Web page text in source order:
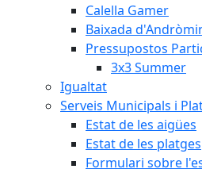
Calella Gamer
Baixada
Pressupostos
3x3 Summer
Igualtat
Serveis Municipals i
Estat de les aigües
Estat de les platges
Formulari sobre